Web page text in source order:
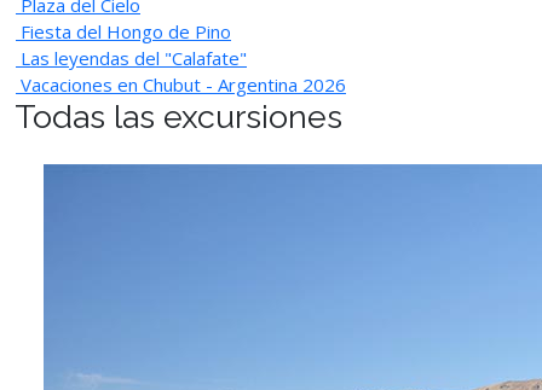
Fiesta del Hongo de Pino
Las leyendas del "Calafate"
Vacaciones en Chubut - Argentina 2026
Todas las excursiones